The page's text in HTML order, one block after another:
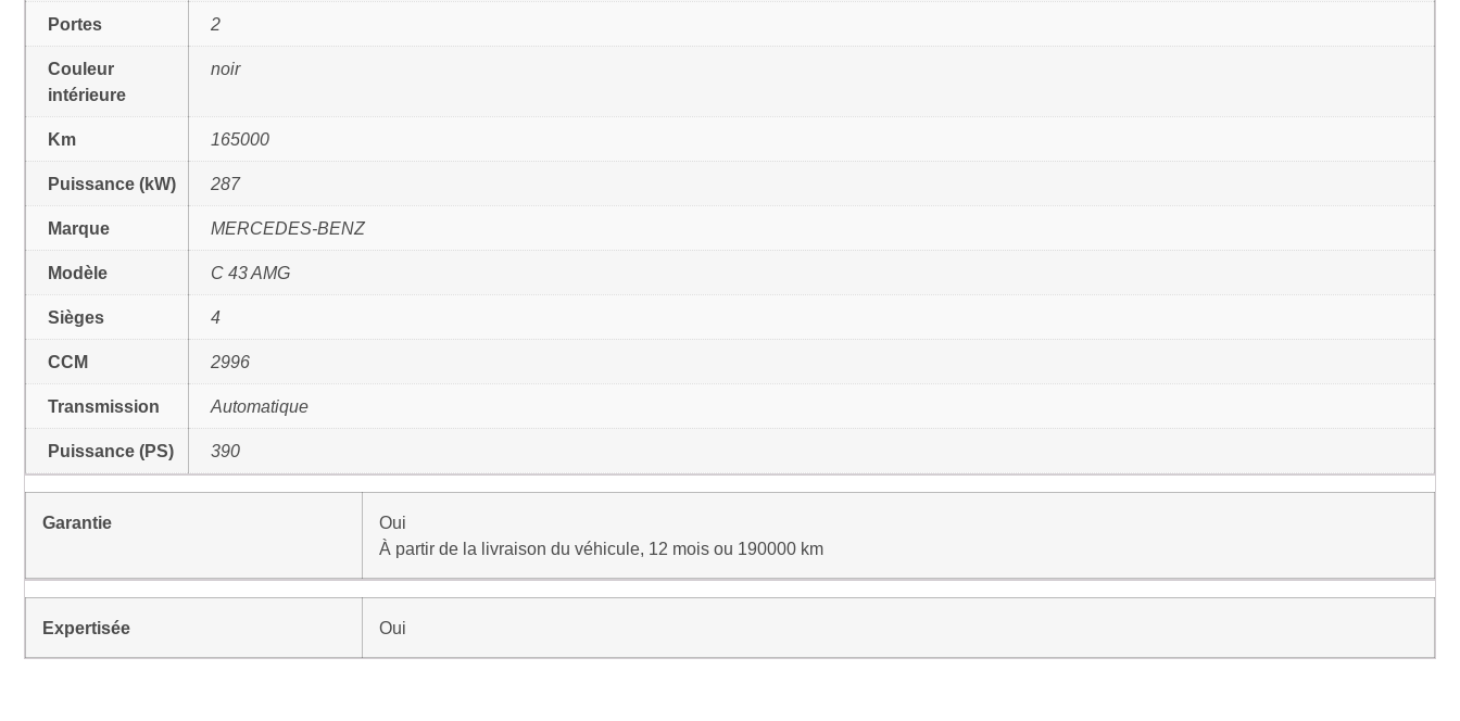
Portes 2
Couleur
intérieure
noir
Km 165000
Puissance (kW) 287
Marque MERCEDES-BENZ
Modèle C 43 AMG
Sièges 4
CCM 2996
Transmission Automatique
Puissance (PS) 390
Garantie
Oui
À partir de la livraison du véhicule, 12 mois ou 190000 km
Expertisée Oui